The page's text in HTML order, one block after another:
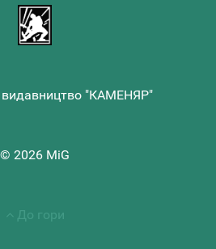
"КАМЕНЯР"
© 2026 MiG
До гори